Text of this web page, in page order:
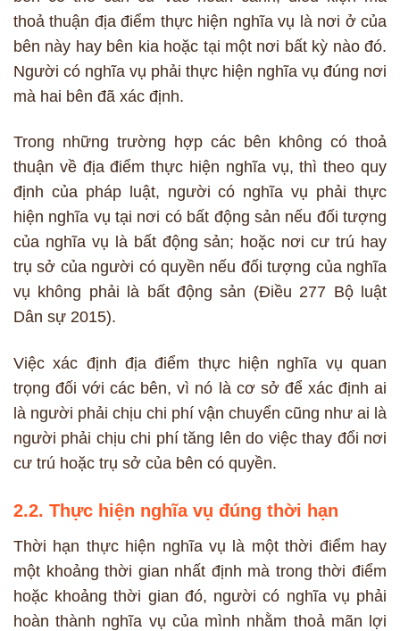
thoả thuận địa điểm thực hiện nghĩa vụ là nơi ở của
bên này hay bên kia hoặc tại một nơi bất kỳ nào đó.
Người có nghĩa vụ phải thực hiện nghĩa vụ đúng nơi
mà hai bên đã xác định.
Trong những trường hợp các bên không có thoả
thuận về địa điểm thực hiện nghĩa vụ, thì theo quy
định của pháp luật, người có nghĩa vụ phải thực
hiện nghĩa vụ tại nơi có bất động sản nếu đối tượng
của nghĩa vụ là bất động sản; hoặc nơi cư trú hay
trụ sở của người có quyền nếu đối tượng của nghĩa
vụ không phải là bất động sản (Điều 277 Bộ luật
Dân sự 2015).
Việc xác định địa điểm thực hiện nghĩa vụ quan
trọng đối với các bên, vì nó là cơ sở để xác định ai
là người phải chịu chi phí vận chuyển cũng như ai là
người phải chịu chi phí tăng lên do việc thay đổi nơi
cư trú hoặc trụ sở của bên có quyền.
2.2. Thực hiện nghĩa vụ đúng thời hạn
Thời hạn thực hiện nghĩa vụ là một thời điểm hay
một khoảng thời gian nhất định mà trong thời điểm
hoặc khoảng thời gian đó, người có nghĩa vụ phải
hoàn thành nghĩa vụ của mình nhằm thoả mãn lợi